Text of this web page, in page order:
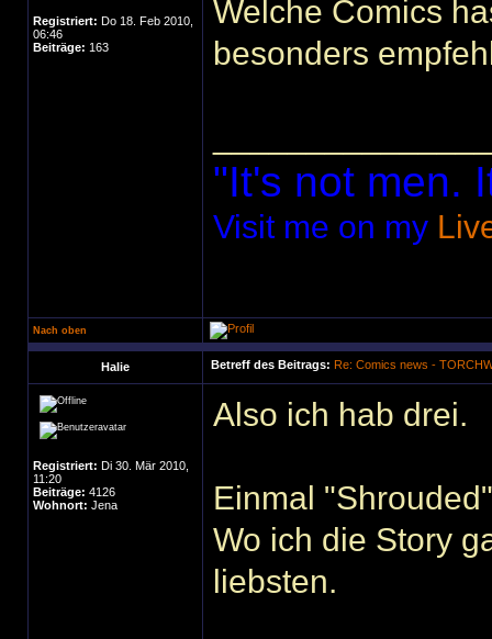
Registriert: Do 18. Feb 2010,
06:46
Beiträge: 163
Welche Comics
besonders
"It's not men.
Visit me on my
Nach oben
Halie Betreff des Beitrags: Re: Comics news -
Registriert: Di 30. Mär 2010,
11:20
Beiträge: 4126
Wohnort: Jena
Also ich hab drei.
Einmal
Wo ich die Story
liebsten.